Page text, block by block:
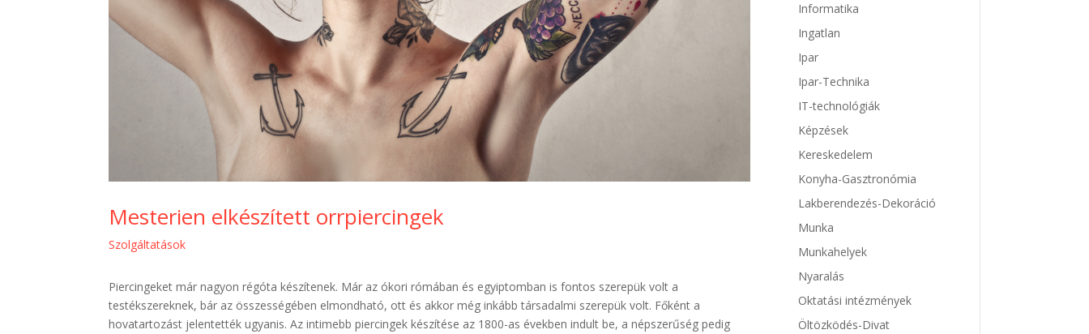
Mesterien elkészített orrpiercingek
Szolgáltatások
Piercingeket már nagyon régóta készítenek. Már az ókori rómában és egyiptomban is fontos szerepük volt a
testékszereknek, bár az összességében elmondható, ott és akkor még inkább társadalmi szerepük volt. Főként a
hovatartozást jelentették ugyanis. Az intimebb piercingek készítése az 1800-as években indult be, a népszerűség pedig
Informatika
Ingatlan
Ipar
Ipar-Technika
IT-technológiák
Képzések
Kereskedelem
Konyha-Gasztronómia
Lakberendezés-Dekoráció
Munka
Munkahelyek
Nyaralás
Oktatási intézmények
Öltözködés-Divat